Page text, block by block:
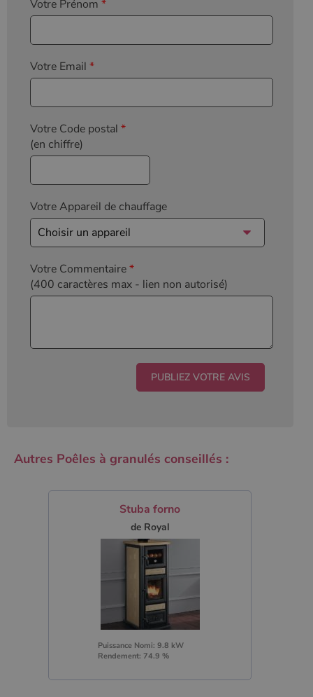
Votre Prénom *
Votre Email *
Votre Code postal *
(en chiffre)
Votre Appareil de chauffage
Votre Commentaire*
(400 caractères max - lien non autorisé)
Autres Poêles à granulés conseillés :
Stuba forno
de Royal
Puissance Nomi: 9.8 kW
Rendement: 74.9 %